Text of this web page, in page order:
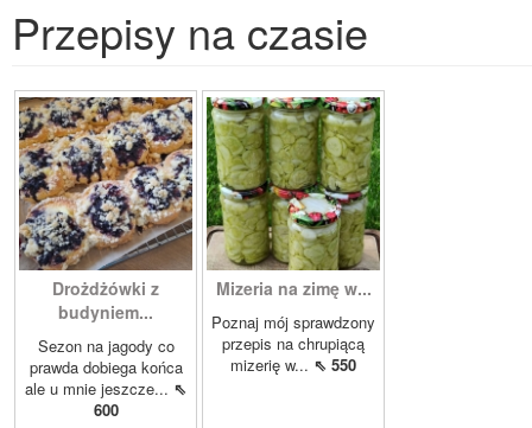
Przepisy na czasie
Drożdżówki z
budyniem...
Sezon na jagody co
prawda dobiega końca
ale u mnie jeszcze... ⇖
600
Mizeria na zimę w...
Poznaj mój sprawdzony
przepis na chrupiącą
mizerię w... ⇖ 550